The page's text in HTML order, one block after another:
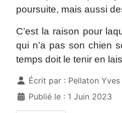
poursuite, mais aussi
C’est la raison pour
qui n’a pas son chien
temps doit le tenir en
DétailsÉcrit par : Pellaton Yves
Publié le : 1 Juin 2023